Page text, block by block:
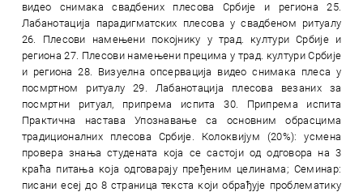
видео снимака свадбених плесова Србије и региона 25.
Лабанотација парадигматских плесова у свадбеном ритуалу
26. Плесови намењени покојнику у трад. култури Србије и
региона 27. Плесови намењени прецима у трад. култури Србије
и региона 28. Визуелна опсервација видео снимака плеса у
посмртном ритуалу 29. Лабанотација плесова везаних за
посмртни ритуал, припрема испита 30. Припрема испита
Практична настава Упознавање са основним обрасцима
традиционалних плесова Србије. Колоквијум (20%): усмена
провера знања студената која се састоји од одговора на 3
краћа питања која одговарају пређеним целинама; Семинар:
писани есеј до 8 страница текста који обрађује проблематику